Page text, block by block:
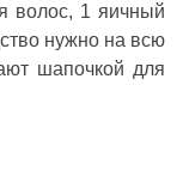
волос, 1 яичный
нужно на всю
шапочкой для